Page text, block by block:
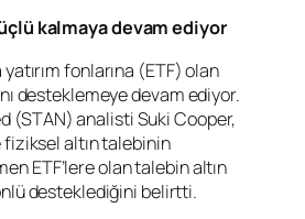
kalmaya devam ediyor
fonlarına (ETF) olan
desteklemeye devam ediyor.
(STAN) analisti Suki Cooper,
fiziksel altın talebinin
ETF’lere olan talebin altın
desteklediğini belirtti.